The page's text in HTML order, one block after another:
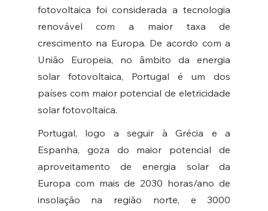
fotovoltaica foi considerada a tecnologia
renovável com a maior taxa de
crescimento na Europa. De acordo com a
União Europeia, no âmbito da energia
solar fotovoltaica, Portugal é um dos
países com maior potencial de eletricidade
solar fotovoltaica.
Portugal, logo a seguir à Grécia e a
Espanha, goza do maior potencial de
aproveitamento de energia solar da
Europa com mais de 2030 horas/ano de
insolação na região norte, e 3000